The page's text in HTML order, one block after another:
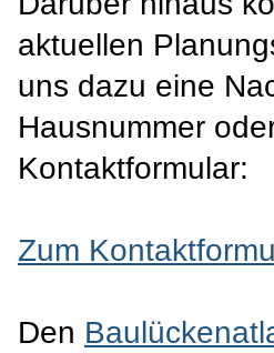
aktuellen
uns dazu eine
Hausnummer
Kontaktformular:
Zum
Den